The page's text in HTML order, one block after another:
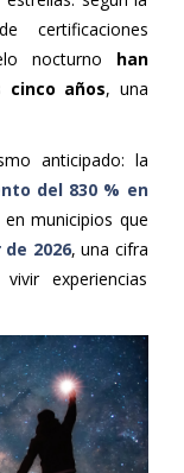
certificaciones
nocturno han
cinco años, una
anticipado: la
del 830 % en
municipios que
2026, una cifra
experiencias